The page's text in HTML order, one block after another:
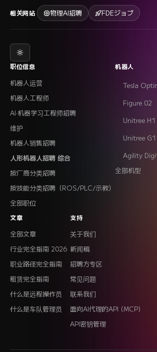
相关网站 物理AI招聘 FDEジョブ
职位信息
机器人运营
机器人工程师
AI·机器学习工程师招聘
维护
机器人销售招聘
人形机器人招聘 综合
按厂商分类招聘
按技能分类招聘（ROS/PLC/示教）
全部职位
机器人
Tesla
Figure 02
Unitree H1
Unitree G1
Agility
全部机型
文章
全部文章
行业完全指南 2026
职业路径完全指南
租赁完全指南
什么是远程操作员
什么是车队管理员
支持
关于我们
新闻稿
招聘方专区
常见问题
联系我们
面向AI代理的API (MCP)
API密钥管理